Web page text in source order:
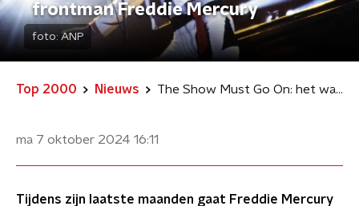
frontman Freddie Mercury
foto: ANP
Top 2000 Nieuws The Show Must Go On: het waanzinnige slotstuk van Queen-frontman Freddie Mercury
ma 7 oktober 2024 16:11
Tijdens zijn laatste maanden gaat Freddie Mercury